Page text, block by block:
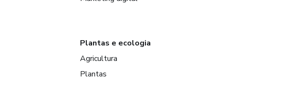
Plantas e ecologia
Agricultura
Plantas